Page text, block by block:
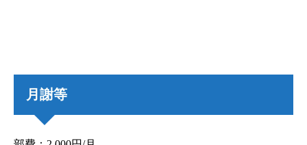
月謝等